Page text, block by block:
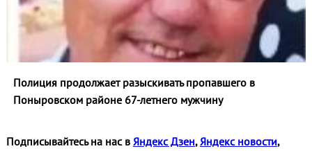
Полиция продолжает разыскивать пропавшего в
Поныровском районе 67-летнего мужчину
Подписывайтесь на нас в Яндекс Дзен,Яндекс новости,